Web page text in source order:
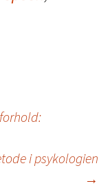
i psykologien
→